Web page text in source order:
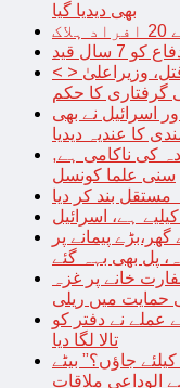
بھی دیدیا گیا
7 سال قید
< > کوہستان میں جرگے کے حکم پر لڑکی کا قتل، وزیراعلیٰ
گرفتاری کا حکم
اسرائیل نے بھی
کا عندیہ دیدیا
کی ناکامی ہے,
سنی علما کونسل
مستقل بند کر دیا
ہے، اسرائیل
افراد بے گھر،بڑے پیمانے پر
پل بھی بہہ گئے
خانے پر غزہ
حمایت میں ریلی
عملے نے دفتر کو
تالا لگا دیا
جاؤں؟” بیٹے
الوداعی ملاقات